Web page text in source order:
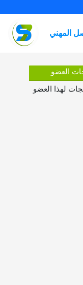
المهني
العضو
لهذا العضو